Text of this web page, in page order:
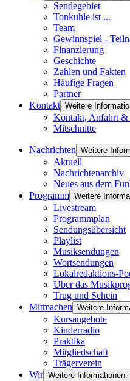
Sendegebiet
Tonkuhle ist ...
Team
Gewinnspiel -
Finanzierung
Geschichte
Zahlen und Fakten
Häufige Fragen
Partner
Kontakt Weitere
Kontakt, Anfahrt &
Mitschnitte
Nachrichten Weitere
Aktuell
Nachrichtenarchiv
Neues aus dem
Programm Weitere
Livestream
Programmplan
Sendungsübersicht
Playlist
Musiksendungen
Wortsendungen
Lokalredaktions-
Über das
Trug und Schein
Mitmachen Weitere
Kursangebote
Kinderradio
Praktika
Mitgliedschaft
Trägerverein
Wir Weitere Informationen: